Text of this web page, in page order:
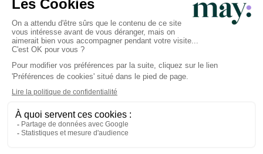
© LN CARE 2026
Politique de confidentialité
Conditions générales d’utilisation
Plan du site
Crédits photos